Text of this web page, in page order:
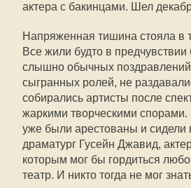
актера с бакинцами. Шел
Напряженная тишина стояла в
Все жили будто в
слышно обычных поздравлений
сыгранных ролей, не
собирались артисты после
жаркими творческими
уже были арестованы и
драматург Гусейн Джавид,
которым мог бы гордиться
театр. И никто тогда не мог